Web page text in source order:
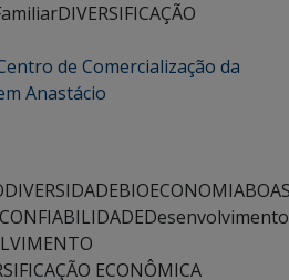
DIVERSIFICAÇÃO
de Comercialização da
Anastácio
BIOECONOMIA
CONFIABILIDADEDesenvolvimento
ECONÔMICA